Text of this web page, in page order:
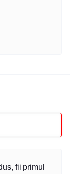
fii primul